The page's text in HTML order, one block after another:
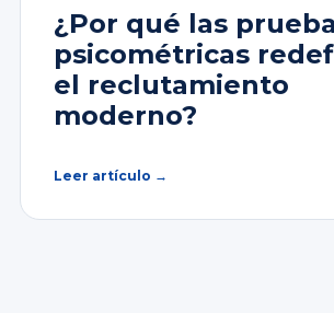
¿Por qué las
psicométricas
el reclutamiento
moderno?
Leer artículo →